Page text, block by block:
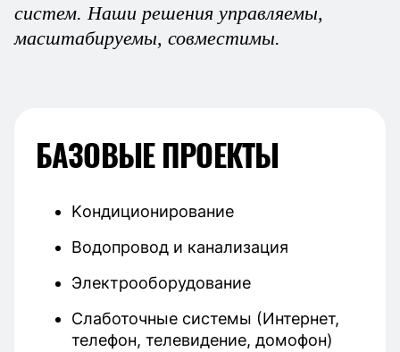
систем. Наши решения управляемы,
масштабируемы, совместимы.
БАЗОВЫЕ ПРОЕКТЫ
Kондиционирование
Водопровод и канализация
Электрооборудование
Слаботочные системы (Интернет,
телефон, телевидение, домофон)